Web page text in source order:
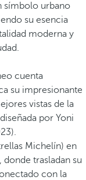
símbolo urbano
su esencia
moderna y
cuenta
su impresionante
vistas de la
por Yoni
Michelín) en
trasladan su
con la